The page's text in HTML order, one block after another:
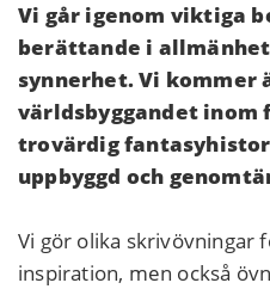
Vi går igenom viktiga
berättande i
synnerhet. Vi kommer
världsbyggandet inom
trovärdig
uppbyggd och
Vi gör olika skrivövningar
inspiration, men också